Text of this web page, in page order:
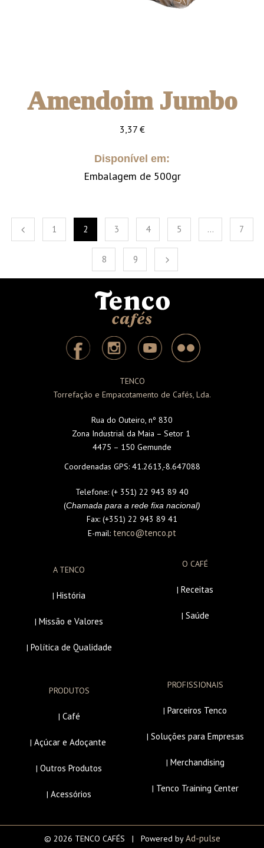
Amendoim Jumbo
3,37 €
Disponível em:
Embalagem de 500gr
1 2 3 4 5 … 7
8 9
TENCO
Torrefação e Empacotamento de Cafés, Lda.
Rua do Outeiro, nº 830
Zona Industrial da Maia – Setor 1
4475 – 150 Gemunde
Coordenadas GPS:41.2613,-8.647088
Telefone: (+ 351) 22 943 89 40
(Chamada para a rede fixa nacional)
Fax: (+351) 22 943 89 41
E-mail: tenco@tenco.pt
A TENCO
| História
| Missão e Valores
| Política de Qualidade
O CAFÉ
| Receitas
| Saúde
PRODUTOS
| Café
| Açúcar e Adoçante
| Outros Produtos
| Acessórios
PROFISSIONAIS
| Parceiros Tenco
| Soluções para Empresas
| Merchandising
| Tenco Training Center
© 2026 TENCO CAFÉS | Powered byAd-pulse